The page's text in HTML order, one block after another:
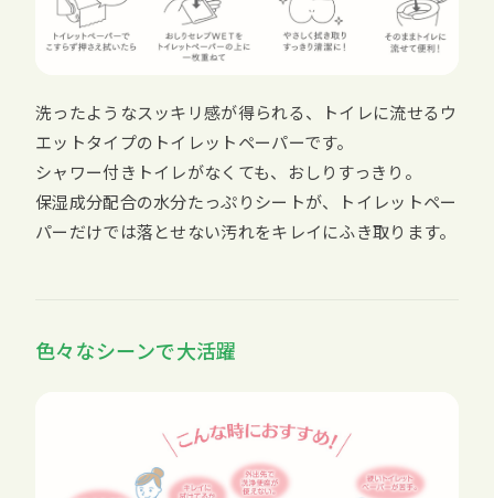
洗ったようなスッキリ感が得られる、トイレに流せるウ
エットタイプのトイレットペーパーです。
シャワー付きトイレがなくても、おしりすっきり。
保湿成分配合の水分たっぷりシートが、トイレットペー
パーだけでは落とせない汚れをキレイにふき取ります。
色々なシーンで大活躍